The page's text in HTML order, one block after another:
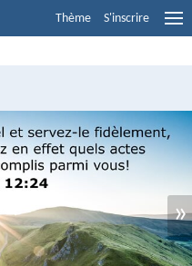
Thème S'inscrire
»